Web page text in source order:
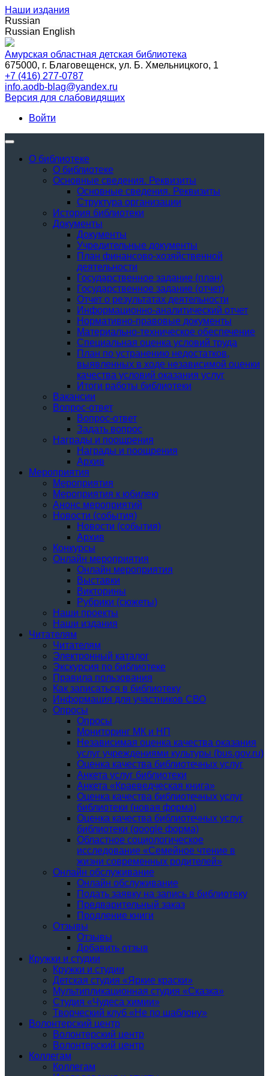
Наши издания
Russian
Russian English
Амурская областная детская библиотека
675000, г. Благовещенск, ул. Б. Хмельницкого, 1
+7 (416) 277-0787
info.aodb-blag@yandex.ru
Версия для слабовидящих
Войти
О библиотеке
О библиотеке
Основные сведения. Реквизиты
Основные сведения. Реквизиты
Структура организации
История библиотеки
Документы
Документы
Учредительные документы
План финансово-хозяйственной
деятельности
Государственное задание (план)
Государственное задание (отчет)
Отчет о результатах деятельности
Информационно-аналитический отчет
Нормативно-правовые документы
Материально-техническое обеспечение
Специальная оценка условий труда
План по устранению недостатков,
выявленных в ходе независимой оценки
качества условий оказания услуг
Итоги работы библиотеки
Вакансии
Вопрос-ответ
Вопрос-ответ
Задать вопрос
Награды и поощрения
Награды и поощрения
Архив
Мероприятия
Мероприятия
Мероприятия к юбилею
Анонс мероприятий
Новости (события)
Новости (события)
Архив
Конкурсы
Онлайн мероприятия
Онлайн мероприятия
Выставки
Викторины
Рубрики (сюжеты)
Наши проекты
Наши издания
Читателям
Читателям
Электронный каталог
Экскурсия по библиотеке
Правила пользования
Как записаться в библиотеку
Информация для участников СВО
Опросы
Опросы
Мониторинг МК и НП
Независимая оценка качества оказания
услуг учреждениями культуры (bus.gov.ru)
Оценка качества библиотечных услуг
Анкета услуг библиотеки
Анкета «Краеведческая книга»
Oценка качества библиотечных услуг
библиотеки (новая форма)
Oценка качества библиотечных услуг
библиотеки (google форма)
Областное социологическое
исследование «Семейное чтение в
жизни современных родителей»
Онлайн обслуживание
Онлайн обслуживание
Подать заявку на запись в библиотеку
Предварительный заказ
Продление книги
Отзывы
Отзывы
Добавить отзыв
Кружки и студии
Кружки и студии
Детская студия «Яркие краски»
Мультипликационная студия «Сказка»
Студия «Чудеса химии»
Творческий клуб «Не по шаблону»
Волонтерский центр
Волонтерский центр
Волонтерский центр
Коллегам
Коллегам